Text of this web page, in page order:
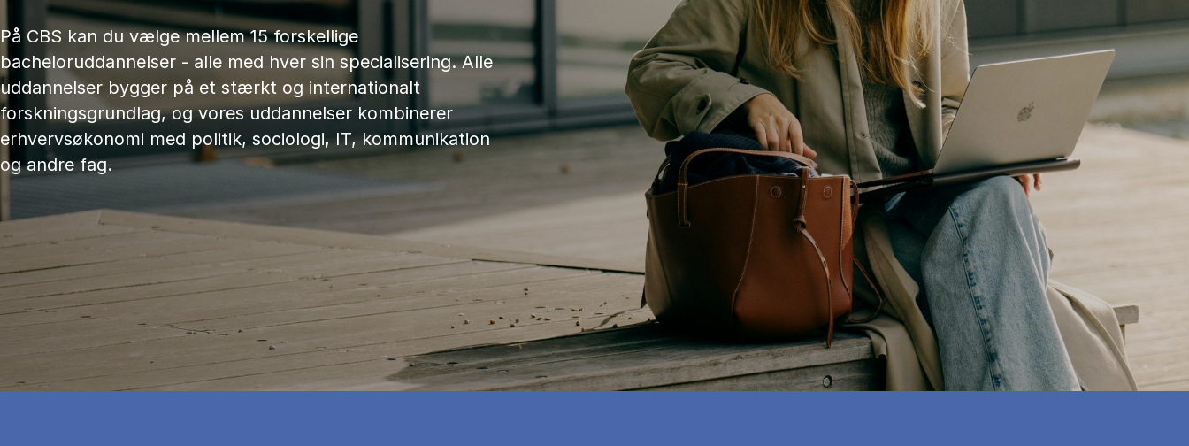
På CBS kan du vælge mellem 15 forskellige
bacheloruddannelser - alle med hver sin specialisering. Alle
uddannelser bygger på et stærkt og internationalt
forskningsgrundlag, og vores uddannelser kombinerer
erhvervsøkonomi med politik, sociologi, IT, kommunikation
og andre fag.